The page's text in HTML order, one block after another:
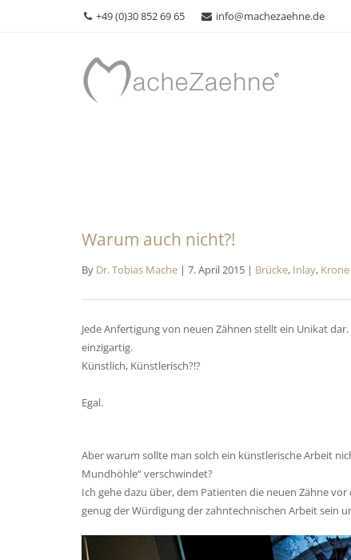
+49 (0)30 852 69 65 info@machezaehne.de
Warum auch nicht?!
By Dr. Tobias Mache | 7. April 2015 | Brücke, Inlay, Krone
Jede Anfertigung von neuen Zähnen stellt ein Unikat
einzigartig.
Künstlich, Künstlerisch?!?
Egal.
Aber warum sollte man solch ein künstlerische Arbeit
Mundhöhle“ verschwindet?
Ich gehe dazu über, dem Patienten die neuen Zähne
genug der Würdigung der zahntechnischen Arbeit sein